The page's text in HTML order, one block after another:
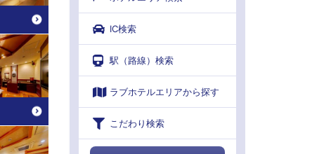
IC検索
駅（路線）検索
ラブホテルエリアから探す
こだわり検索